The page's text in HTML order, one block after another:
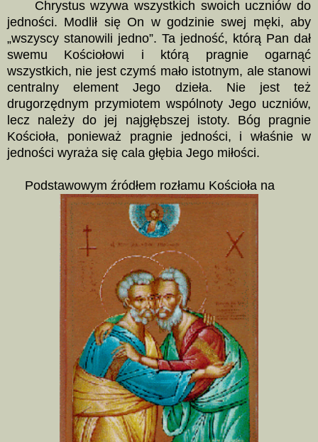
Chrystus wzywa wszystkich swoich uczniów do
jedności. Modlił się On w godzinie swej męki, aby
„wszyscy stanowili jedno”. Ta jedność, którą Pan dał
swemu Kościołowi i którą pragnie ogarnąć
wszystkich, nie jest czymś mało istotnym, ale stanowi
centralny element Jego dzieła. Nie jest też
drugorzędnym przymiotem wspólnoty Jego uczniów,
lecz należy do jej najgłębszej istoty. Bóg pragnie
Kościoła, ponieważ pragnie jedności, i właśnie w
jedności wyraża się cala głębia Jego miłości.
Podstawowym źródłem rozłamu Kościoła na